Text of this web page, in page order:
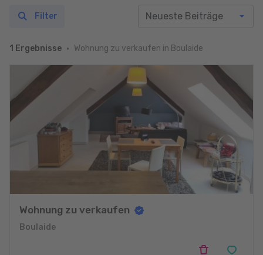
1 Ergebnisse Wohnung zu verkaufen in Boulaide
Filter
Wohnung zu verkaufen
Boulaide